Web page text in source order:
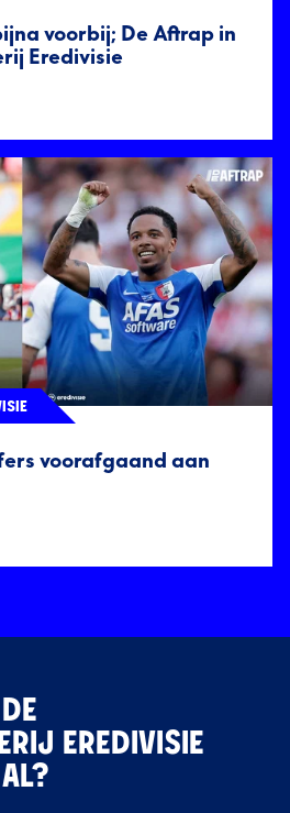
voorbij; De Aftrap in
Eredivisie
voorafgaand aan
EREDIVISIE